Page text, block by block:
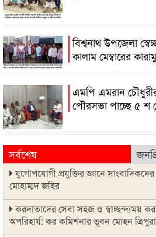
বিশ্বনাথ উপজেলা
কালাম মেম্বারের
এমপি এমরান
পৌরসভা পাচ্ছে ৫ শ
সর্বশেষ
যুগোপযোগী প্রযুক্তির জ্ঞানে
মোহাম্মদ জহির
করদাতাদের সেবা সহজ ও স্বাচ্ছন্দ্যময়
অপরিহার্য: কর কমিশনার ভূবন মোহন ত্রিপুরা